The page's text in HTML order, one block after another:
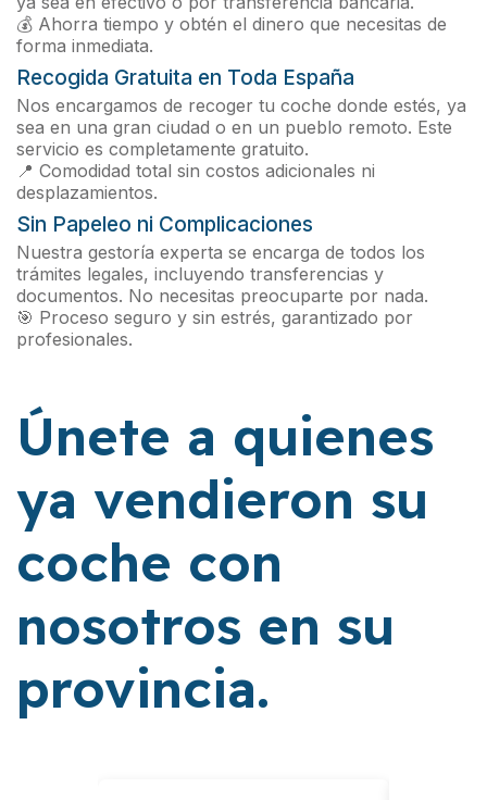
💰 Ahorra tiempo y obtén el dinero que necesitas de
forma inmediata.
Recogida Gratuita en Toda España
Nos encargamos de recoger tu coche donde estés, ya
sea en una gran ciudad o en un pueblo remoto. Este
servicio es completamente gratuito.
📍 Comodidad total sin costos adicionales ni
desplazamientos.
Sin Papeleo ni Complicaciones
Nuestra gestoría experta se encarga de todos los
trámites legales, incluyendo transferencias y
documentos. No necesitas preocuparte por nada.
🎯 Proceso seguro y sin estrés, garantizado por
profesionales.
Únete a quienes
ya vendieron su
coche con
nosotros en su
provincia.